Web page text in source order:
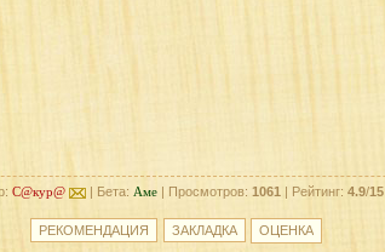
С@кур@ | Бета: Аме| Просмотров: 1061 | Рейтинг: 4.9/15